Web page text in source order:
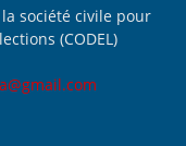
société civile pour
(CODEL)